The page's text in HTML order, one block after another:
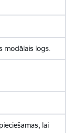
modālais logs.
lai